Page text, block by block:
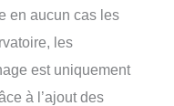
en aucun cas les
les
est uniquement
à l’ajout des